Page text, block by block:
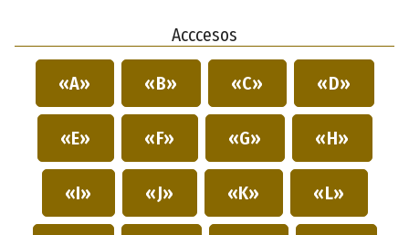
Acccesos
«A» «B» «C» «D»
«E» «F» «G» «H»
«I» «J» «K» «L»